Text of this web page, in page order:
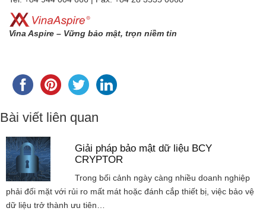
Vina Aspire – Vững bảo mật, trọn niềm tin
Bài viết liên quan
Giải pháp bảo mật dữ liệu BCY
CRYPTOR
Trong bối cảnh ngày càng nhiều doanh nghiệp
phải đối mặt với rủi ro mất mát hoặc đánh cắp thiết bị, việc bảo vệ
dữ liệu trở thành ưu tiên…